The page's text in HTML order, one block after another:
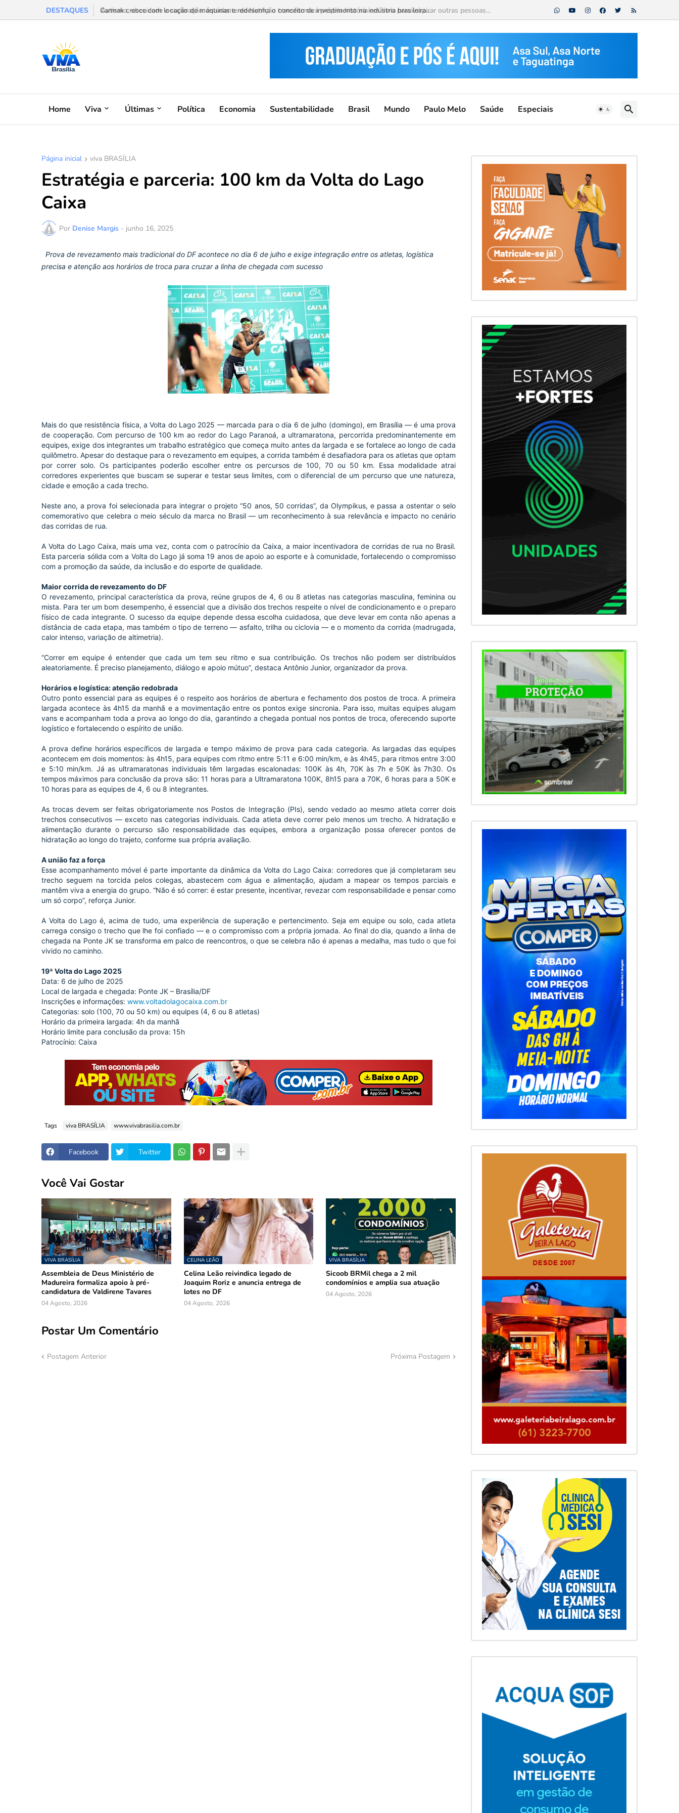
DESTAQUES Carmak cresce com locação de máquinas e redesenha o conceito de investimento na indústria brasileira...
Home Viva Últimas Política Economia Sustentabilidade Brasil Mundo Paulo Melo Saúde Especiais
Página inicial viva BRASÍLIA
Estratégia e parceria: 100 km da Volta do Lago
Caixa
Por Denise Margis - junho 16, 2025
Prova de revezamento mais tradicional do DF acontece no dia 6 de julho e exige integração entre os atletas, logística
precisa e atenção aos horários de troca para cruzar a linha de chegada com sucesso
Mais do que resistência física, a Volta do Lago 2025 — marcada para o dia 6 de julho (domingo), em Brasília — é uma prova
de cooperação. Com percurso de 100 km ao redor do Lago Paranoá, a ultramaratona, percorrida predominantemente em
equipes, exige dos integrantes um trabalho estratégico que começa muito antes da largada e se fortalece ao longo de cada
quilômetro. Apesar do destaque para o revezamento em equipes, a corrida também é desafiadora para os atletas que optam
por correr solo. Os participantes poderão escolher entre os percursos de 100, 70 ou 50 km. Essa modalidade atrai
corredores experientes que buscam se superar e testar seus limites, com o diferencial de um percurso que une natureza,
cidade e emoção a cada trecho.
Neste ano, a prova foi selecionada para integrar o projeto “50 anos, 50 corridas”, da Olympikus, e passa a ostentar o selo
comemorativo que celebra o meio século da marca no Brasil — um reconhecimento à sua relevância e impacto no cenário
das corridas de rua.
A Volta do Lago Caixa, mais uma vez, conta com o patrocínio da Caixa, a maior incentivadora de corridas de rua no Brasil.
Esta parceria sólida com a Volta do Lago já soma 19 anos de apoio ao esporte e à comunidade, fortalecendo o compromisso
com a promoção da saúde, da inclusão e do esporte de qualidade.
Maior corrida de revezamento do DF
O revezamento, principal característica da prova, reúne grupos de 4, 6 ou 8 atletas nas categorias masculina, feminina ou
mista. Para ter um bom desempenho, é essencial que a divisão dos trechos respeite o nível de condicionamento e o preparo
físico de cada integrante. O sucesso da equipe depende dessa escolha cuidadosa, que deve levar em conta não apenas a
distância de cada etapa, mas também o tipo de terreno — asfalto, trilha ou ciclovia — e o momento da corrida (madrugada,
calor intenso, variação de altimetria).
“Correr em equipe é entender que cada um tem seu ritmo e sua contribuição. Os trechos não podem ser distribuídos
aleatoriamente. É preciso planejamento, diálogo e apoio mútuo”, destaca Antônio Junior, organizador da prova.
Horários e logística: atenção redobrada
Outro ponto essencial para as equipes é o respeito aos horários de abertura e fechamento dos postos de troca. A primeira
largada acontece às 4h15 da manhã e a movimentação entre os pontos exige sincronia. Para isso, muitas equipes alugam
vans e acompanham toda a prova ao longo do dia, garantindo a chegada pontual nos pontos de troca, oferecendo suporte
logístico e fortalecendo o espírito de união.
A prova define horários específicos de largada e tempo máximo de prova para cada categoria. As largadas das equipes
acontecem em dois momentos: às 4h15, para equipes com ritmo entre 5:11 e 6:00 min/km, e às 4h45, para ritmos entre 3:00
e 5:10 min/km. Já as ultramaratonas individuais têm largadas escalonadas: 100K às 4h, 70K às 7h e 50K às 7h30. Os
tempos máximos para conclusão da prova são: 11 horas para a Ultramaratona 100K, 8h15 para a 70K, 6 horas para a 50K e
10 horas para as equipes de 4, 6 ou 8 integrantes.
As trocas devem ser feitas obrigatoriamente nos Postos de Integração (PIs), sendo vedado ao mesmo atleta correr dois
trechos consecutivos — exceto nas categorias individuais. Cada atleta deve correr pelo menos um trecho. A hidratação e
alimentação durante o percurso são responsabilidade das equipes, embora a organização possa oferecer pontos de
hidratação ao longo do trajeto, conforme sua própria avaliação.
A união faz a força
Esse acompanhamento móvel é parte importante da dinâmica da Volta do Lago Caixa: corredores que já completaram seu
trecho seguem na torcida pelos colegas, abastecem com água e alimentação, ajudam a mapear os tempos parciais e
mantêm viva a energia do grupo. “Não é só correr: é estar presente, incentivar, revezar com responsabilidade e pensar como
um só corpo”, reforça Junior.
A Volta do Lago é, acima de tudo, uma experiência de superação e pertencimento. Seja em equipe ou solo, cada atleta
carrega consigo o trecho que lhe foi confiado — e o compromisso com a própria jornada. Ao final do dia, quando a linha de
chegada na Ponte JK se transforma em palco de reencontros, o que se celebra não é apenas a medalha, mas tudo o que foi
vivido no caminho.
19ª Volta do Lago 2025
Data: 6 de julho de 2025
Local de largada e chegada: Ponte JK – Brasília/DF
Inscrições e informações: www.voltadolagocaixa.com.br
Categorias: solo (100, 70 ou 50 km) ou equipes (4, 6 ou 8 atletas)
Horário da primeira largada: 4h da manhã
Horário limite para conclusão da prova: 15h
Patrocínio: Caixa
Tags viva BRASÍLIA www.vivabrasilia.com.br
Facebook Twitter
Você Vai Gostar
VIVA BRASÍLIA
Assembleia de Deus Ministério de
Madureira formaliza apoio à pré-
candidatura de Valdirene Tavares
04 Agosto, 2026
CELINA LEÃO
Celina Leão reivindica legado de
Joaquim Roriz e anuncia entrega de
lotes no DF
04 Agosto, 2026
VIVA BRASÍLIA
Sicoob BRMil chega a 2 mil
condomínios e amplia sua atuação
04 Agosto, 2026
Postar Um Comentário
Postagem Anterior Próxima Postagem